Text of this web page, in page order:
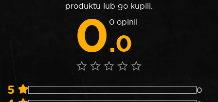
produktu lub go kupili.
0.0
0 opinii
5 0